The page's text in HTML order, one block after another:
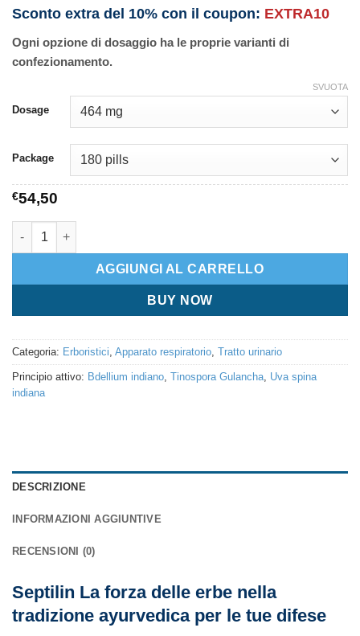
Sconto extra del 10% con il coupon: EXTRA10
Ogni opzione di dosaggio ha le proprie varianti di
confezionamento.
Dosage
Package
SVUOTA
€54,50
Septilin quantità
AGGIUNGI AL CARRELLO
BUY NOW
Categoria: Erboristici Apparato respiratorio Tratto urinario
Principio attivo: Bdellium indiano Tinospora Gulancha Uva spina
indiana
DESCRIZIONE
INFORMAZIONI AGGIUNTIVE
RECENSIONI (0)
Septilin La forza delle erbe nella
tradizione ayurvedica per le tue difese